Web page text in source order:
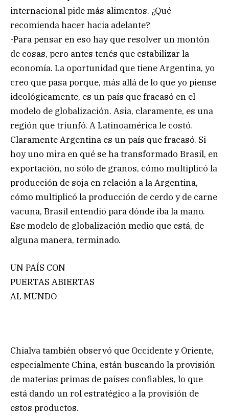
internacional pide más alimentos. ¿Qué
recomienda hacer hacia adelante?
-Para pensar en eso hay que resolver un montón
de cosas, pero antes tenés que estabilizar la
economía. La oportunidad que tiene Argentina, yo
creo que pasa porque, más allá de lo que yo piense
ideológicamente, es un país que fracasó en el
modelo de globalización. Asia, claramente, es una
región que triunfó. A Latinoamérica le costó.
Claramente Argentina es un país que fracasó. Si
hoy uno mira en qué se ha transformado Brasil, en
exportación, no sólo de granos, cómo multiplicó la
producción de soja en relación a la Argentina,
cómo multiplicó la producción de cerdo y de carne
vacuna, Brasil entendió para dónde iba la mano.
Ese modelo de globalización medio que está, de
alguna manera, terminado.
UN PAÍS CON
PUERTAS ABIERTAS
AL MUNDO
Chialva también observó que Occidente y Oriente,
especialmente China, están buscando la provisión
de materias primas de países confiables, lo que
está dando un rol estratégico a la provisión de
estos productos.